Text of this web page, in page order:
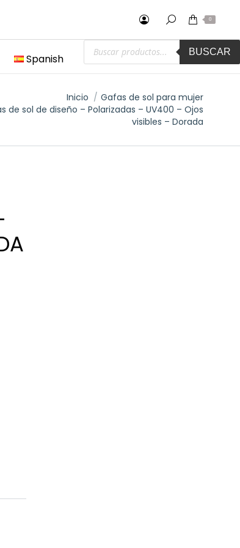
0
Spanish
Búsqueda
de
productos
BUSCAR
Inicio
Gafas de sol para mujer
de sol de diseño – Polarizadas – UV400 – Ojos
visibles – Dorada